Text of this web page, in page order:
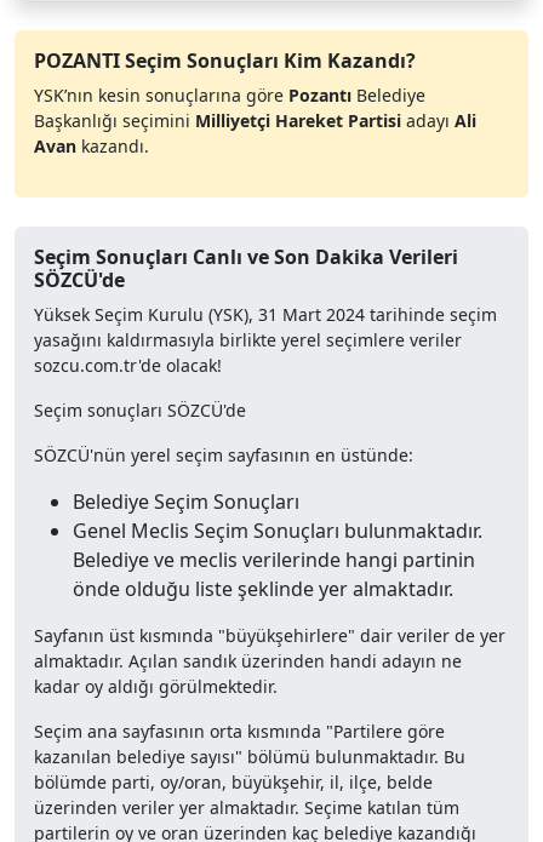
POZANTI Seçim Sonuçları Kim Kazandı?
YSK’nın kesin sonuçlarına göre Pozantı Belediye
Başkanlığı seçimini Milliyetçi Hareket Partisi adayı Ali
Avan kazandı.
Seçim Sonuçları Canlı ve Son Dakika Verileri
SÖZCÜ'de
Yüksek Seçim Kurulu (YSK), 31 Mart 2024 tarihinde seçim
yasağını kaldırmasıyla birlikte yerel seçimlere veriler
sozcu.com.tr'de olacak!
Seçim sonuçları SÖZCÜ'de
SÖZCÜ'nün yerel seçim sayfasının en üstünde:
Belediye Seçim Sonuçları
Genel Meclis Seçim Sonuçları bulunmaktadır.
Belediye ve meclis verilerinde hangi partinin
önde olduğu liste şeklinde yer almaktadır.
Sayfanın üst kısmında "büyükşehirlere" dair veriler de yer
almaktadır. Açılan sandık üzerinden handi adayın ne
kadar oy aldığı görülmektedir.
Seçim ana sayfasının orta kısmında "Partilere göre
kazanılan belediye sayısı" bölümü bulunmaktadır. Bu
bölümde parti, oy/oran, büyükşehir, il, ilçe, belde
üzerinden veriler yer almaktadır. Seçime katılan tüm
partilerin oy ve oran üzerinden kaç belediye kazandığı